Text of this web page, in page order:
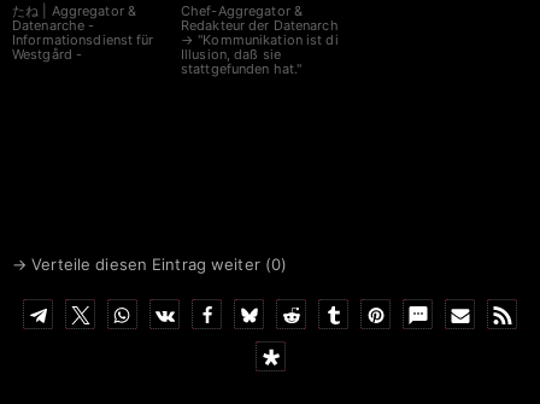
たね | Aggregator &
Datenarche -
Informationsdienst für
Westgård -
Chef-Aggregator &
Redakteur der Datenarche
→ "Kommunikation ist die
Illusion, daß sie
stattgefunden hat."
→ Verteile diesen Eintrag weiter (0)